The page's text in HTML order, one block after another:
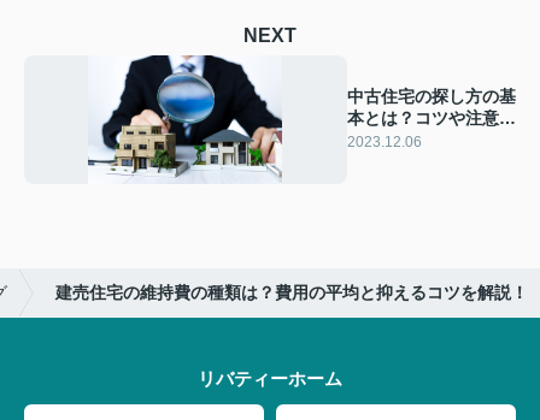
NEXT
中古住宅の探し方の基
本とは？コツや注意点
を解説！
2023.12.06
建売住宅の維持費の種類は？費用の平均と抑えるコツを解説！
リバティーホーム